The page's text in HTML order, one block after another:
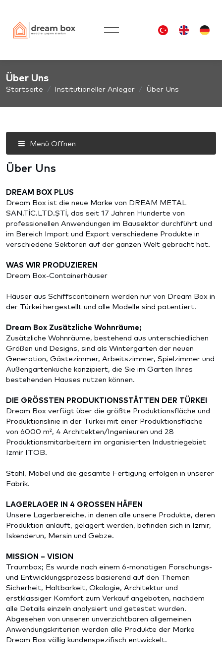
Über Uns
Startseite Institutioneller Anleger Über Uns
Menü Öffnen
Über Uns
DREAM BOX PLUS
Dream Box ist die neue Marke von DREAM METAL
SAN.TİC.LTD.ŞTİ, das seit 17 Jahren Hunderte von
professionellen Anwendungen im Bausektor durchführt und
im Bereich Import und Export verschiedene Produkte in
verschiedene Sektoren auf der ganzen Welt gebracht hat.
WAS WIR PRODUZIEREN
Dream Box-Containerhäuser
Häuser aus Schiffscontainern werden nur von Dream Box in
der Türkei hergestellt und alle Modelle sind patentiert.
Dream Box Zusätzliche Wohnräume;
Zusätzliche Wohnräume, bestehend aus unterschiedlichen
Größen und Designs, sind als Wintergarten der neuen
Generation, Gästezimmer, Arbeitszimmer, Spielzimmer und
Außengartenküche konzipiert, die Sie im Garten Ihres
bestehenden Hauses nutzen können.
DIE GRÖSSTEN PRODUKTIONSSTÄTTEN DER TÜRKEI
Dream Box verfügt über die größte Produktionsfläche und
Produktionslinie in der Türkei mit einer Produktionsfläche
von 6000 m², 4 Architekten/Ingenieuren und 28
Produktionsmitarbeitern im organisierten Industriegebiet
Izmir ITOB.
Stahl, Möbel und die gesamte Fertigung erfolgen in unserer
Fabrik.
LAGERLAGER IN 4 GROSSEN HÄFEN
Unsere Lagerbereiche, in denen alle unsere Produkte, deren
Produktion anläuft, gelagert werden, befinden sich in Izmir,
Iskenderun, Mersin und Gebze.
MISSION – VISION
Traumbox; Es wurde nach einem 6-monatigen Forschungs-
und Entwicklungsprozess basierend auf den Themen
Sicherheit, Haltbarkeit, Ökologie, Architektur und
erstklassiger Komfort zum Verkauf angeboten, nachdem
alle Details einzeln analysiert und getestet wurden.
Abgesehen von unseren unverzichtbaren allgemeinen
Anwendungskriterien werden alle Produkte der Marke
Dream Box völlig kundenspezifisch entwickelt.